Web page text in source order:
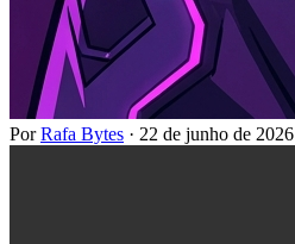
PorRafa Bytes · 22 de junho de 2026